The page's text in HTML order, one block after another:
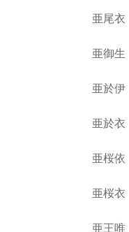
亜尾衣
亜御生
亜於伊
亜於衣
亜桜依
亜桜衣
亜王唯